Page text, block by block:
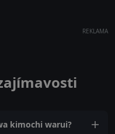
REKLAMA
kimochi warui?